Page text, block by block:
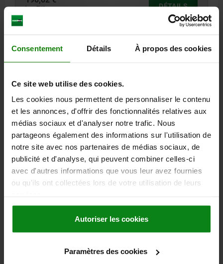
Consentement Détails À propos des cookies
Ce site web utilise des cookies.
Les cookies nous permettent de personnaliser le contenu
et les annonces, d'offrir des fonctionnalités relatives aux
médias sociaux et d'analyser notre trafic. Nous
partageons également des informations sur l'utilisation de
notre site avec nos partenaires de médias sociaux, de
publicité et d'analyse, qui peuvent combiner celles-ci
avec d'autres informations que vous leur avez fournies
ou qu'ils ont collectées lors de votre utilisation de leurs
Autoriser les cookies
Paramètres des cookies
hors TVA
DÉTAILS
BLOC ENTRETOISE FORME:E A=32
A=32 ALÉSAGE TRAVERSANT B POUR VIS DIN 912=M16 C=M16
D=15
E=32 F=85 G=50
Référence:01247-05-14216032
hors TVA